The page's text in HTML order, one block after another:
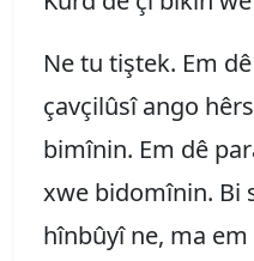
Ne tu tiştek. Em
çavçilûsî ango
bimînin. Em dê
xwe bidomînin. Bi
hînbûyî ne, ma